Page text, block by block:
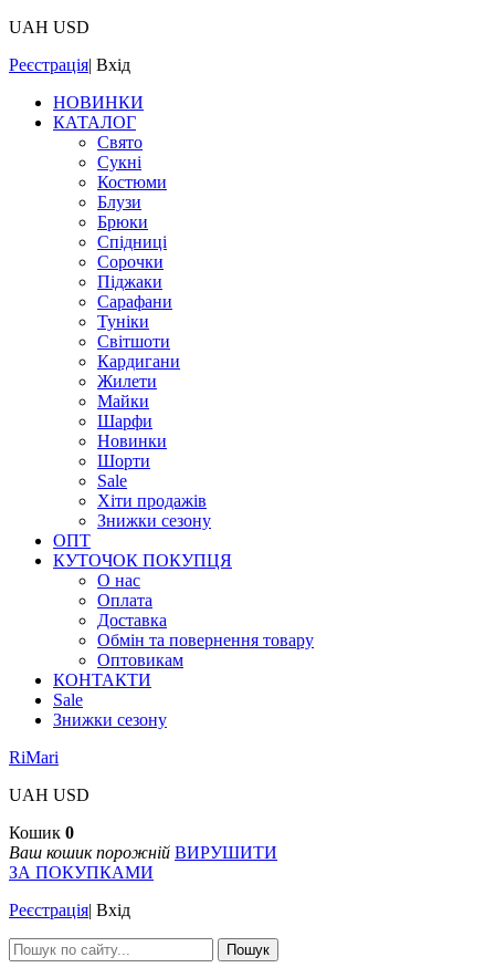
UAH USD
Реєстрація| Вхід
НОВИНКИ
КАТАЛОГ
Свято
Сукні
Костюми
Блузи
Брюки
Спідниці
Сорочки
Піджаки
Сарафани
Туніки
Світшоти
Кардигани
Жилети
Майки
Шарфи
Новинки
Шорти
Sale
Хіти продажів
Знижки сезону
ОПТ
КУТОЧОК ПОКУПЦЯ
О нас
Оплата
Доставка
Обмін та повернення товару
Оптовикам
КОНТАКТИ
Sale
Знижки сезону
RiMari
UAH USD
Кошик 0
Ваш кошик порожній ВИРУШИТИ
ЗА ПОКУПКАМИ
Реєстрація| Вхід
Пошук